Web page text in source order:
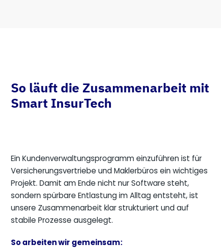
So läuft die Zusammenarbeit mit
Smart InsurTech
Ein Kundenverwaltungsprogramm einzuführen ist für
Versicherungsvertriebe und Maklerbüros ein wichtiges
Projekt. Damit am Ende nicht nur Software steht,
sondern spürbare Entlastung im Alltag entsteht, ist
unsere Zusammenarbeit klar strukturiert und auf
stabile Prozesse ausgelegt.
So arbeiten wir gemeinsam: